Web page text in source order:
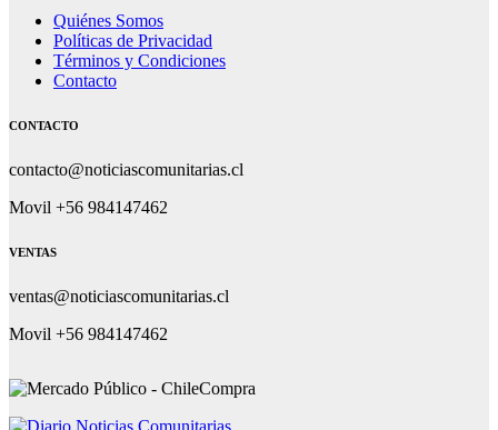
Quiénes Somos
Políticas de Privacidad
Términos y Condiciones
Contacto
CONTACTO
contacto@noticiascomunitarias.cl
Movil +56 984147462
VENTAS
ventas@noticiascomunitarias.cl
Movil +56 984147462